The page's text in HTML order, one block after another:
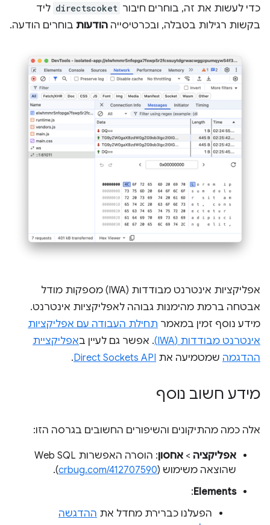
כדי לעשות את זה, בוחרים חיבור directscoket ליד
בקשות רגילות בטבלה, ובכרטיסייה הודעות בוחרים הודעה.
אפליקציות אינטרנט מבודדות (IWA) מספקות מודל
אבטחה ברמת מהימנות גבוהה לאפליקציות אינטרנט.
מידע נוסף זמין במאמר תחילת העבודה עם אפליקציות
אינטרנט מבודדות (IWA)
. אפשר גם לעיין באפליקציית
ההדגמה שמטמיעה את Direct Sockets API
.
מידע חשוב נוסף
אלה כמה מהתיקונים והשיפורים החשובים בגרסה הזו:
אפליקציה > אחסון
: הוסרה האפשרות Web SQL
שהוצאה משימוש (crbug.com/412707590
).
Elements
:
הפעלנו כברירת מחדל את ההדגשה